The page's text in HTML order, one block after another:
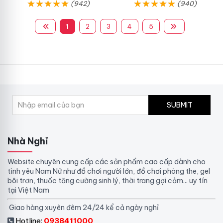
(942) (940)
1 2 3 4 5
SUBMIT
Nhà Nghỉ
Website chuyên cung cấp các sản phẩm cao cấp dành cho
tình yêu Nam Nữ như đồ chơi người lớn, đồ chơi phòng the, gel
bôi trơn, thuốc tăng cường sinh lý, thời trang gợi cảm... uy tín
tại Việt Nam
Giao hàng xuyên đêm 24/24 kể cả ngày nghỉ
Hotline: 0938411000